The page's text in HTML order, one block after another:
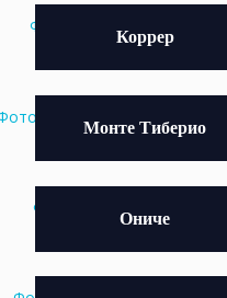
Коррер
Монте Тиберио
Ониче